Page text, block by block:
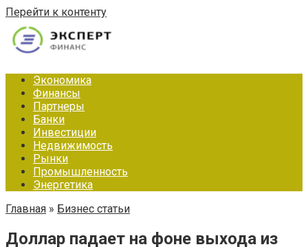
Перейти к контенту
Экономика
Финансы
Партнеры
Банки
Инвестиции
Недвижимость
Рынки
Промышленность
Энергетика
Главная » Бизнес статьи
Доллар падает на фоне выхода из